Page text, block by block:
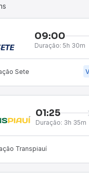
09:00
Duração: 5h 30m
Sete
01:25
Duração: 3h 35m
Transpiauí